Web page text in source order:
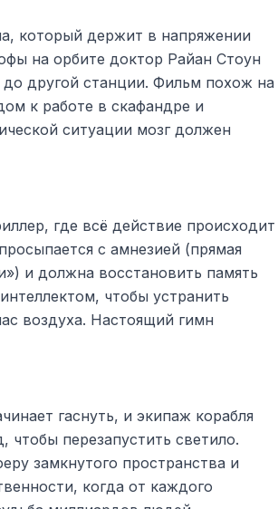
который держит в напряжении
на орбите доктор Райан Стоун
другой станции. Фильм похож на
к работе в скафандре и
ситуации мозг должен
где всё действие происходит
с амнезией (прямая
и должна восстановить память
чтобы устранить
воздуха. Настоящий гимн
гаснуть, и экипаж корабля
чтобы перезапустить светило.
замкнутого пространства и
когда от каждого